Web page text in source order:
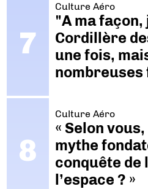
Culture Aéro
"A ma
Cordillère
une fois,
nombreuses
Culture Aéro
« Selon
mythe
conquête de
l’espace ? »